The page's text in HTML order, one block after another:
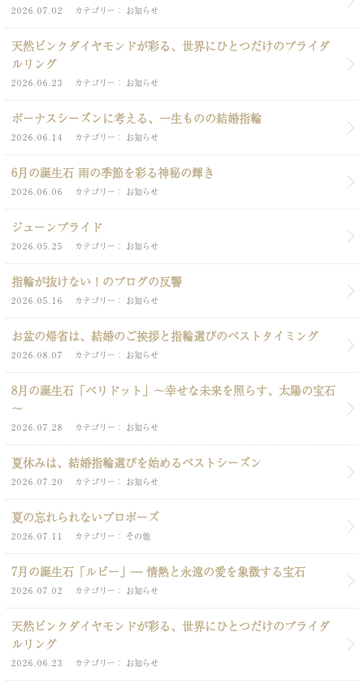
2026.07.02 カテゴリー お知らせ
天然ピンクダイヤモンドが彩る、世界にひとつだけのブライダ
ルリング
2026.06.23 カテゴリー お知らせ
ボーナスシーズンに考える、一生ものの結婚指輪
2026.06.14 カテゴリー お知らせ
6月の誕生石 雨の季節を彩る神秘の輝き
2026.06.06 カテゴリー お知らせ
ジューンブライド
2026.05.25 カテゴリー お知らせ
指輪が抜けない！のブログの反響
2026.05.16 カテゴリー お知らせ
お盆の帰省は、結婚のご挨拶と指輪選びのベストタイミング
2026.08.07 カテゴリー お知らせ
8月の誕生石「ペリドット」～幸せな未来を照らす、太陽の宝石
～
2026.07.28 カテゴリー お知らせ
夏休みは、結婚指輪選びを始めるベストシーズン
2026.07.20 カテゴリー お知らせ
夏の忘れられないプロポーズ
2026.07.11 カテゴリー その他
7月の誕生石「ルビー」― 情熱と永遠の愛を象徴する宝石
2026.07.02 カテゴリー お知らせ
天然ピンクダイヤモンドが彩る、世界にひとつだけのブライダ
ルリング
2026.06.23 カテゴリー お知らせ